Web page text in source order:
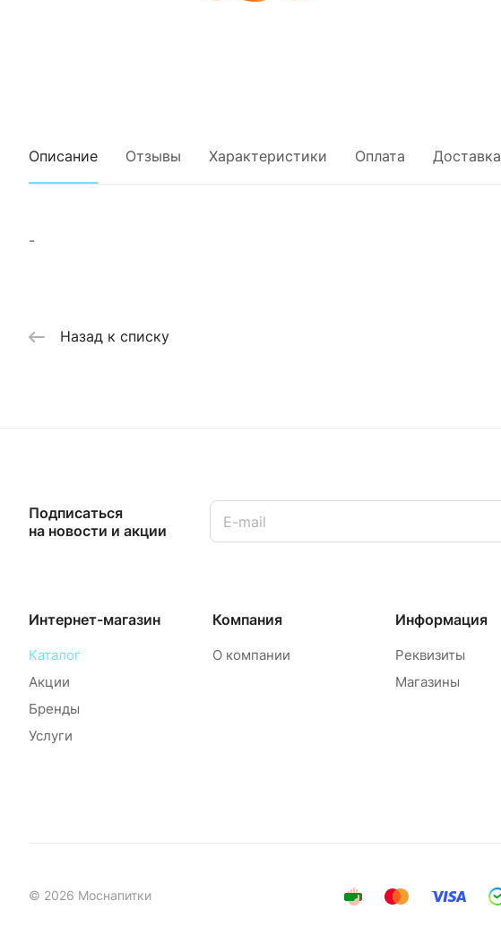
Описание Отзывы Характеристики Оплата Доставка
-
Назад к списку
Подписаться
на новости и акции
Интернет-магазин
Каталог
Акции
Бренды
Услуги
Компания
О компании
Информация
Реквизиты
Магазины
© 2026 Моснапитки